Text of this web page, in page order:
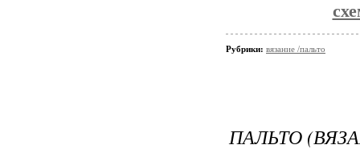
Рубрики: вязание /пальто
ПАЛЬТО